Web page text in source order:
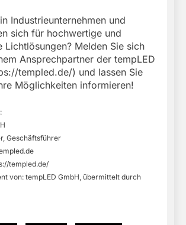
Industrieunternehmen und
sich für hochwertige und
Lichtlösungen? Melden Sie sich
Ansprechpartner der tempLED
templed.de/) und lassen Sie
Möglichkeiten informieren!
Geschäftsführer
templed.de/
von: tempLED GmbH, übermittelt durch